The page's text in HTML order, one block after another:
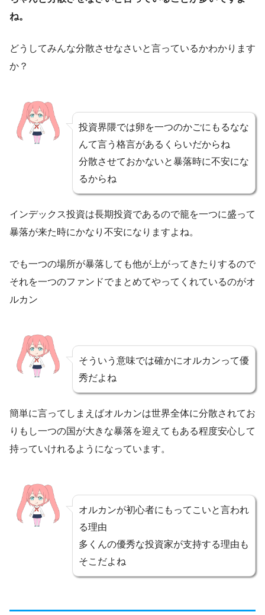
ね。
どうしてみんな分散させなさいと言っているかわかります
か？
投資界隈では卵を一つのかごにもるなな
んて言う格言があるくらいだからね
分散させておかないと暴落時に不安にな
るからね
インデックス投資は長期投資であるので籠を一つに盛って
暴落が来た時にかなり不安になりますよね。
でも一つの場所が暴落しても他が上がってきたりするので
それを一つのファンドでまとめてやってくれているのがオ
ルカン
そういう意味では確かにオルカンって優
秀だよね
簡単に言ってしまえばオルカンは世界全体に分散されてお
りもし一つの国が大きな暴落を迎えてもある程度安心して
持っていけれるようになっています。
オルカンが初心者にもってこいと言われ
る理由
多くんの優秀な投資家が支持する理由も
そこだよね